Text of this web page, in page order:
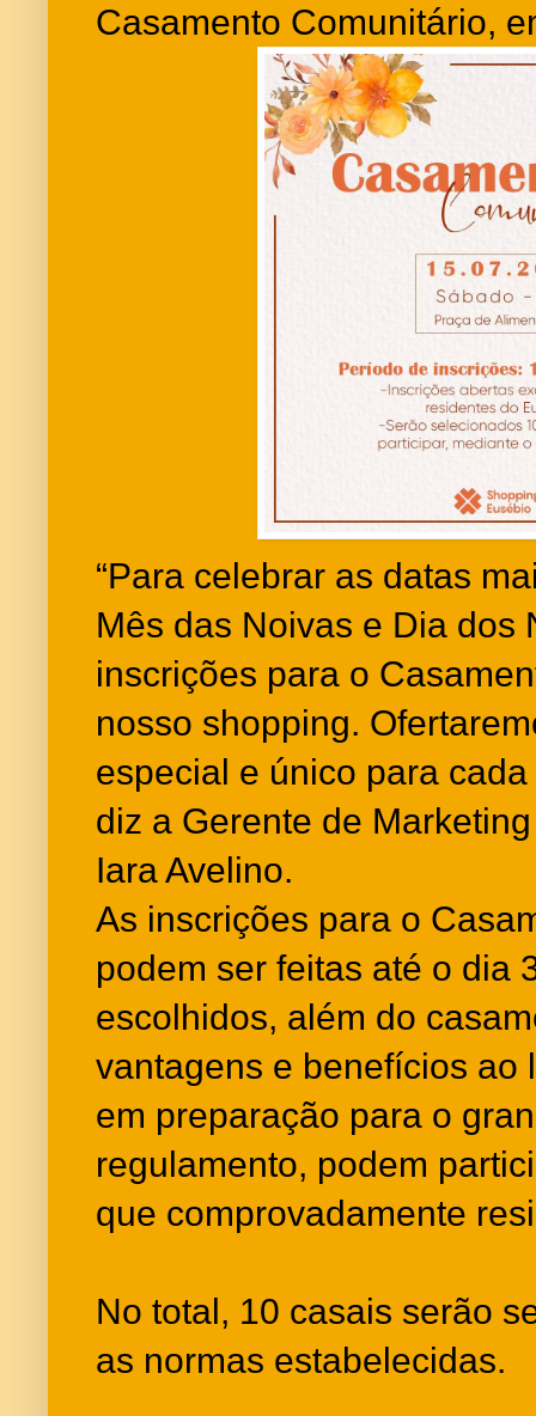
Casamento Comunitário,
“Para celebrar as datas
Mês das Noivas e Dia dos
inscrições para o
nosso shopping.
especial e único para
diz a Gerente de
Iara Avelino.
As inscrições para o
podem ser feitas até o dia
escolhidos, além do
vantagens e benefícios ao
em preparação para o
regulamento, podem
que comprovadamente
No total, 10 casais serão
as normas estabelecidas.